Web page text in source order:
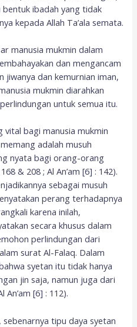
bentuk ibadah yang tidak
kepada Allah Ta’ala semata.
manusia mukmin dalam
dan mengancam
jiwanya dan kemurnian iman,
mukmin diarahkan
untuk semua itu.
bagi manusia mukmin
adalah musuh
nyata bagi orang-orang
& 208 ; Al An’am [6] : 142).
sebagai musuh
perang terhadapnya
karena inilah,
secara khusus dalam
perlindungan dari
surat Al-Falaq. Dalam
syetan itu tidak hanya
jin saja, namun juga dari
An’am [6] : 112).
tipu daya syetan